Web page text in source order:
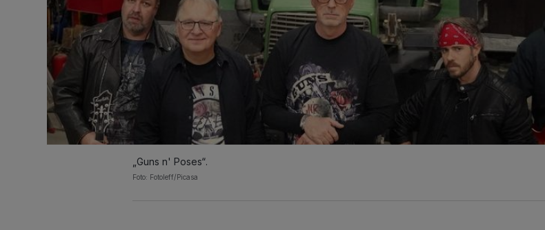
„Guns n' Poses“.
Foto: Fotoleff/Picasa